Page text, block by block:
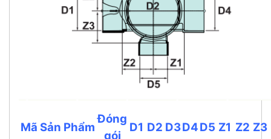
Mã Sản Phẩm
Đóng
gói
D1 D2 D3D4D5 Z1 Z2 Z3